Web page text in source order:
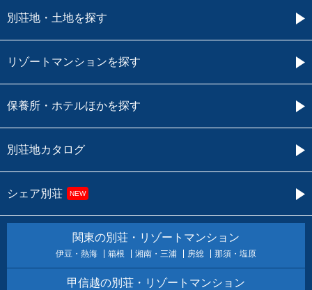
別荘地・土地を探す
リゾートマンションを探す
保養所・ホテルほかを探す
別荘地カタログ
シェア別荘 NEW
関東の別荘・リゾートマンション
伊豆・熱海 箱根 湘南・三浦 房総 那須・塩原
甲信越の別荘・リゾートマンション